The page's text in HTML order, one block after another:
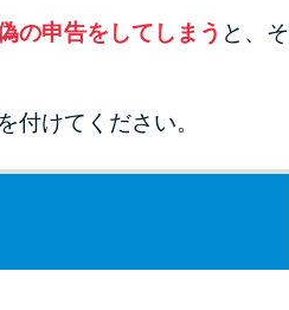
の申告をしてしまう と、そ
付けてください。